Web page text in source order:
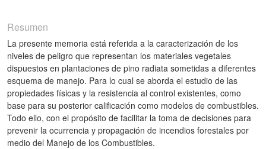
Resumen
La presente memoria está referida a la caracterización de los
niveles de peligro que representan los materiales vegetales
dispuestos en plantaciones de pino radiata sometidas a diferentes
esquema de manejo. Para lo cual se aborda el estudio de las
propiedades físicas y la resistencia al control existentes, como
base para su posterior calificación como modelos de combustibles.
Todo ello, con el propósito de facilitar la toma de decisiones para
prevenir la ocurrencia y propagación de incendios forestales por
medio del Manejo de los Combustibles.